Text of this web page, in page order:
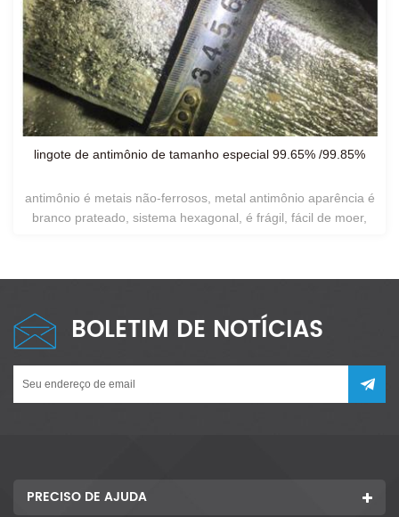
99.65% /99.85%
aparência é
fácil de moer,
masterbatch retardador de chama de
O masterbatch eva80 é um masterbatch
trióxido de antimônio à base de eva,
BOLETIM DE NOTÍCIAS
PRECISO DE AJUDA